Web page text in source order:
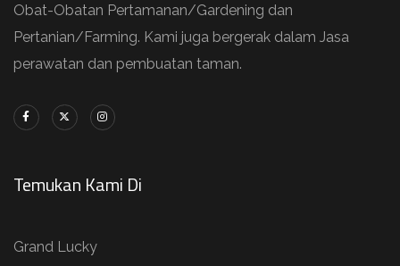
Obat-Obatan Pertamanan/Gardening dan
Pertanian/Farming. Kami juga bergerak dalam Jasa
perawatan dan pembuatan taman.
Temukan Kami Di
Grand Lucky